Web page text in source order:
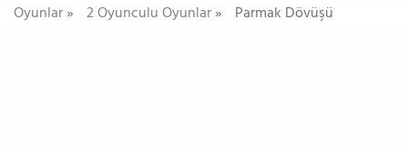
Oyunlar» 2 Oyunculu Oyunlar» Parmak Dövüşü